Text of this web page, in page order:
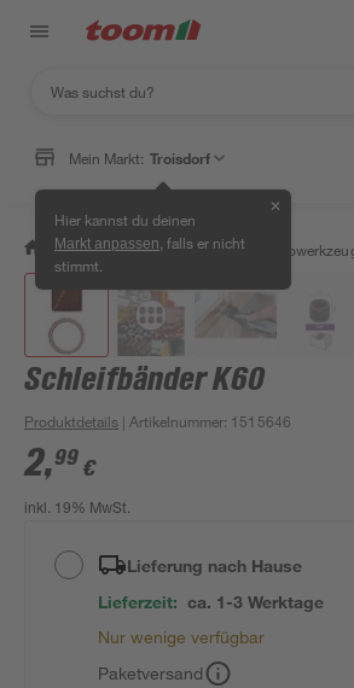
Mein Markt: Troisdorf
Hier kannst du deinen
Markt anpassen , falls er nicht
stimmt.
✕
/ Werkstatt & Maschinen /
Schleifbänder K60
Produktdetails | Artikelnummer: 1515646
2,99 €
inkl. 19% MwSt.
Lieferung nach Hause
Lieferzeit: ca. 1-3 Werktage
Nur wenige verfügbar
Paketversand